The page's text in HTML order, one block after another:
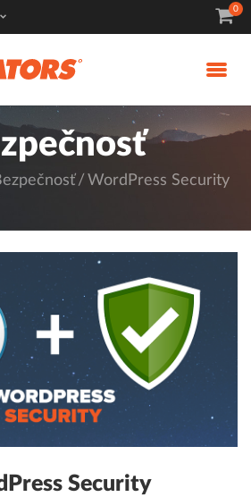
0
WordPress Security
Security